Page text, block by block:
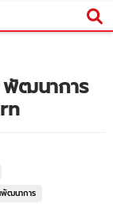
พัฒนาการ
พัฒนาการ